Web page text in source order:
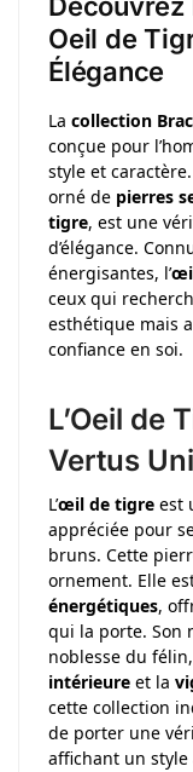
Oeil de
Élégance
La collection
conçue pour
style et
orné de pierres
tigre, est une
d’élégance.
énergisantes, l’
ceux qui
esthétique mais
confiance en soi.
L’Oeil de
Vertus
L’œil de tigre est
appréciée pour
bruns. Cette
ornement. Elle
énergétiques,
qui la porte. Son
noblesse du
intérieure et la
cette collection
de porter une
affichant un